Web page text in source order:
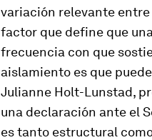
variación relevante entre
factor que define que
frecuencia con que
aislamiento es que
Julianne Holt-Lunstad,
una declaración ante el
es tanto estructural